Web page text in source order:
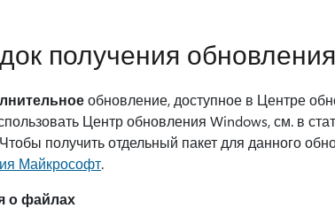
получения обновления
обновление, доступное в Центре
Центр обновления Windows, см. в
получить отдельный пакет для данного
Майкрософт.
о файлах